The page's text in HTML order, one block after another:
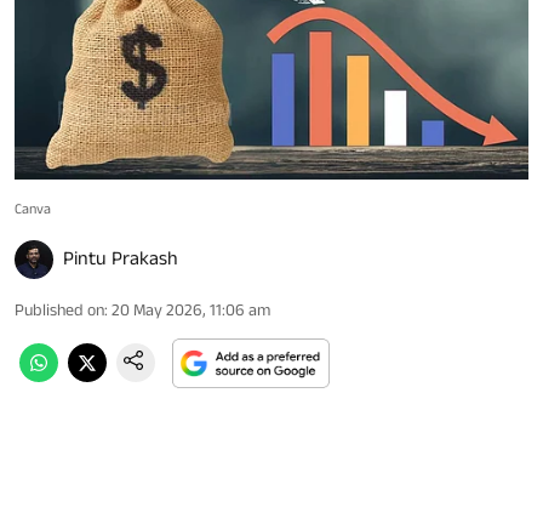
Canva
Pintu Prakash
Published on: 20 May 2026, 11:06 am